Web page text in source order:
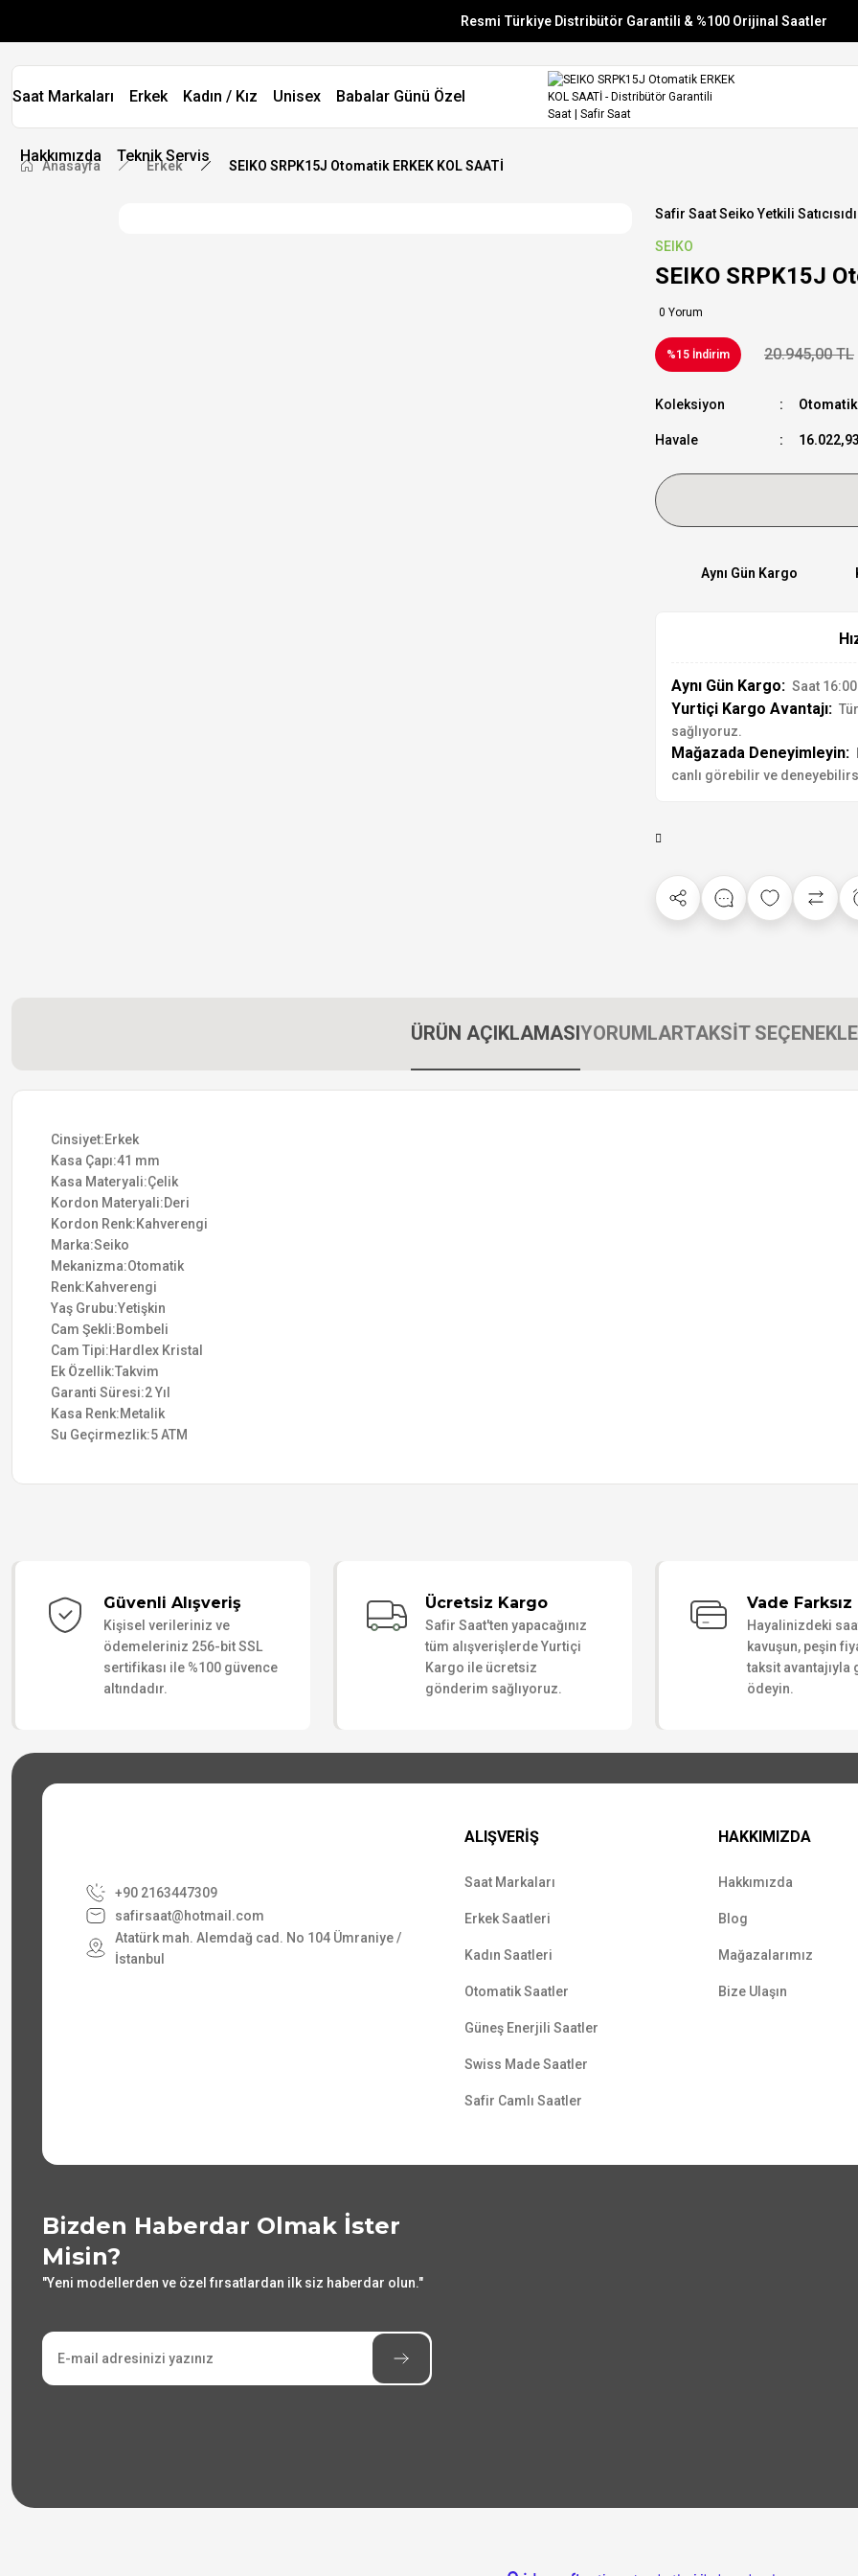
Resmi Türkiye Distribütör Garantili & %100 Orijinal Saatler
Vade Farksız 6 Taksit
Aynı Gün Stoktan Gönderim
Saat Markaları Erkek Kadın / Kız Unisex Babalar Günü Özel
Hakkımızda Teknik Servis
Anasayfa Erkek SEIKO SRPK15J Otomatik ERKEK KOL SAATİ
Safir Saat Seiko Yetkili
SEIKO
SEIKO SRPK15J
0 Yorum
%15 İndirim 20.945,00 TL
Koleksiyon
Havale
Aynı Gün Kargo
Aynı Gün Kargo: Saat
Yurtiçi Kargo Avantajı:
sağlıyoruz.
Mağazada Deneyimleyin:
canlı görebilir ve
ÜRÜN AÇIKLAMASIYORUMLARTAKSİT
Cinsiyet:Erkek
Kasa Çapı:41 mm
Kasa Materyali:Çelik
Kordon Materyali:Deri
Kordon Renk:Kahverengi
Marka:Seiko
Mekanizma:Otomatik
Renk:Kahverengi
Yaş Grubu:Yetişkin
Cam Şekli:Bombeli
Cam Tipi:Hardlex Kristal
Ek Özellik:Takvim
Garanti Süresi:2 Yıl
Kasa Renk:Metalik
Su Geçirmezlik:5 ATM
Güvenli Alışveriş
Kişisel verileriniz ve
ödemeleriniz 256-bit SSL
sertifikası ile %100 güvence
altındadır.
Ücretsiz Kargo
Safir Saat'ten yapacağınız
tüm alışverişlerde Yurtiçi
Kargo ile ücretsiz
gönderim sağlıyoruz.
Vade
Hayalinizdeki
kavuşun, peşin
taksit avantajıyla
ödeyin.
+90 2163447309
safirsaat@hotmail.com
Atatürk mah. Alemdağ cad. No 104 Ümraniye /
İstanbul
ALIŞVERİŞ
Saat Markaları
Erkek Saatleri
Kadın Saatleri
Otomatik Saatler
Güneş Enerjili Saatler
Swiss Made Saatler
Safir Camlı Saatler
HAKKIMIZDA
Hakkımızda
Blog
Mağazalarımız
Bize Ulaşın
Bizden Haberdar Olmak İster
Misin?
"Yeni modellerden ve özel fırsatlardan ilk siz haberdar olun."